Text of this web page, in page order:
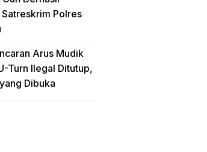
Polres
Arus Mudik
Turn Ilegal Ditutup,
Dibuka